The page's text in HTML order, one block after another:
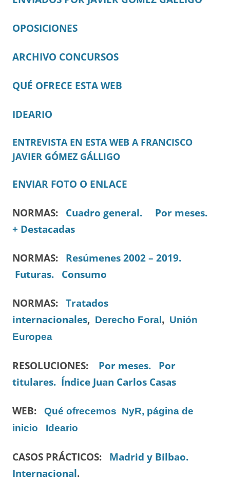
OPOSICIONES
ARCHIVO CONCURSOS
QUÉ OFRECE ESTA WEB
IDEARIO
ENTREVISTA EN ESTA WEB A FRANCISCO
JAVIER GÓMEZ GÁLLIGO
ENVIAR FOTO O ENLACE
NORMAS: Cuadro general.
Por meses.
+ Destacadas
NORMAS: Resúmenes 2002 – 2019.
Futuras.
Consumo
NORMAS: Tratados
internacionales, Derecho Foral, Unión
Europea
RESOLUCIONES: Por meses.
Por
titulares. Índice Juan Carlos Casas
WEB: Qué ofrecemos NyR, página de
inicio
Ideario
CASOS PRÁCTICOS: Madrid y Bilbao.
Internacional.